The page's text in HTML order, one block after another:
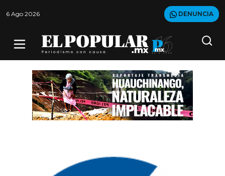
6 Ago 2026 DENUNCIA